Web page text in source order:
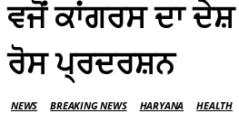
ਵਜੋਂ ਕਾਂਗਰਸ ਦਾ
ਰੋਸ ਪ੍ਰਦਰਸ਼ਨ
NEWS BREAKING NEWS HARYANA HEALTH